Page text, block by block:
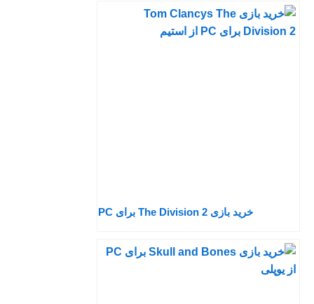
خرید بازی The Division 2 برای PC